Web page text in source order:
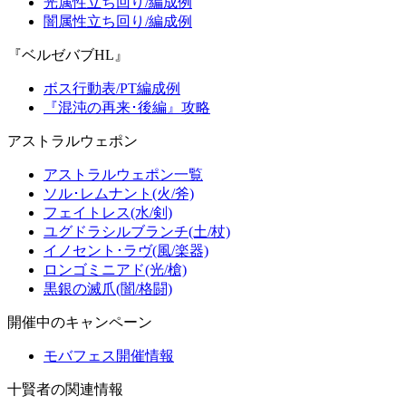
闇属性立ち回り/編成例
『ベルゼバブHL』
ボス行動表/PT編成例
『混沌の再来･後編』攻略
アストラルウェポン
アストラルウェポン一覧
ソル･レムナント(火/斧)
フェイトレス(水/剣)
ユグドラシルブランチ(土/杖)
イノセント･ラヴ(風/楽器)
ロンゴミニアド(光/槍)
黒銀の滅爪(闇/格闘)
開催中のキャンペーン
モバフェス開催情報
十賢者の関連情報